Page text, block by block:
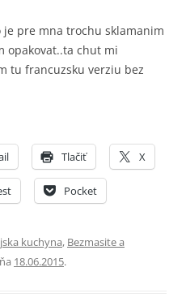
pre mna trochu sklamanim
opakovat..ta chut mi
tu francuzsku verziu bez
Tlačiť X
Pocket
kuchyna, Bezmasite a
18.06.2015.